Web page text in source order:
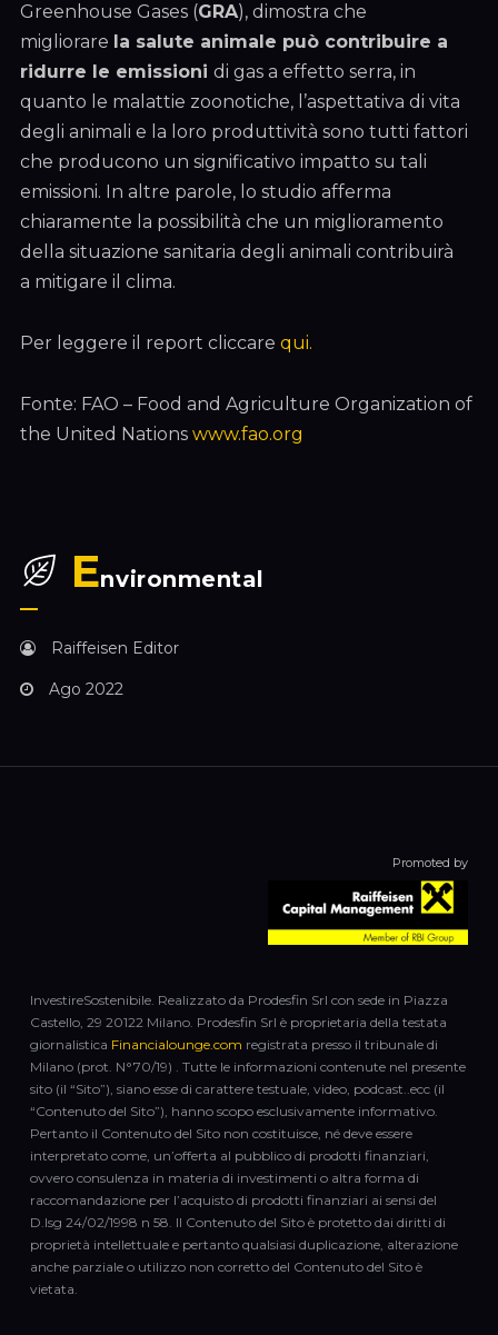
Greenhouse Gases (GRA), dimostra che
migliorare la salute animale può contribuire a
ridurre le emissioni di gas a effetto serra, in
quanto le malattie zoonotiche, l’aspettativa di vita
degli animali e la loro produttività sono tutti fattori
che producono un significativo impatto su tali
emissioni. In altre parole, lo studio afferma
chiaramente la possibilità che un miglioramento
della situazione sanitaria degli animali contribuirà
a mitigare il clima.
Per leggere il report cliccare qui.
Fonte: FAO – Food and Agriculture Organization of
the United Nations www.fao.org
Environmental
Raiffeisen Editor
Ago 2022
Promoted by
InvestireSostenibile. Realizzato da Prodesfin Srl con sede in Piazza
Castello, 29 20122 Milano. Prodesfin Srl è proprietaria della testata
giornalistica Financialounge.com registrata presso il tribunale di
Milano (prot. N°70/19) . Tutte le informazioni contenute nel presente
sito (il “Sito”), siano esse di carattere testuale, video, podcast..ecc (il
“Contenuto del Sito”), hanno scopo esclusivamente informativo.
Pertanto il Contenuto del Sito non costituisce, né deve essere
interpretato come, un’offerta al pubblico di prodotti finanziari,
ovvero consulenza in materia di investimenti o altra forma di
raccomandazione per l’acquisto di prodotti finanziari ai sensi del
D.lsg 24/02/1998 n 58. Il Contenuto del Sito è protetto dai diritti di
proprietà intellettuale e pertanto qualsiasi duplicazione, alterazione
anche parziale o utilizzo non corretto del Contenuto del Sito è
vietata.